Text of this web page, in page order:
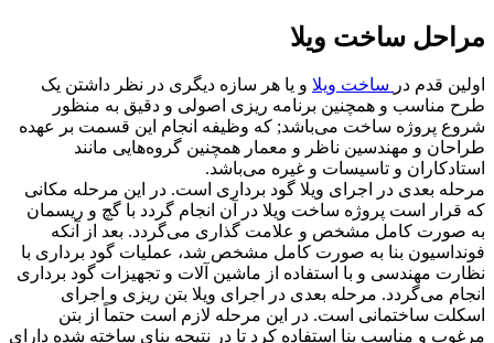
مراحل ساخت ویلا
اولین قدم در ساخت ویلا و یا هر سازه دیگری در نظر داشتن یک
طرح مناسب و همچنین برنامه ریزی اصولی و دقیق به منظور
شروع پروژه ساخت می‌باشد; که وظیفه انجام این قسمت بر عهده
طراحان و مهندسین ناظر و معمار همچنین گروه‌هایی مانند
استادکاران و تاسیسات و غیره می‌باشد.
مرحله بعدی در اجرای ویلا گود برداری است. در این مرحله مکانی
که قرار است پروژه ساخت ویلا در آن انجام گردد با گچ و ریسمان
به صورت کامل مشخص و علامت گذاری می‌گردد. بعد از آنکه
فونداسیون بنا به صورت کامل مشخص شد، عملیات گود برداری با
نظارت مهندسی و با استفاده از ماشین آلات و تجهیزات گود برداری
انجام می‌گردد. مرحله بعدی در اجرای ویلا بتن ریزی و اجرای
اسکلت ساختمانی است. در این مرحله لازم است حتماً از بتن
مرغوب و مناسب بنا استفاده کرد تا در نتیجه بنای ساخته شده دارای